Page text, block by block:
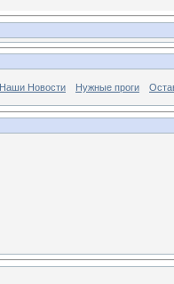
Наши Новости Нужные проги